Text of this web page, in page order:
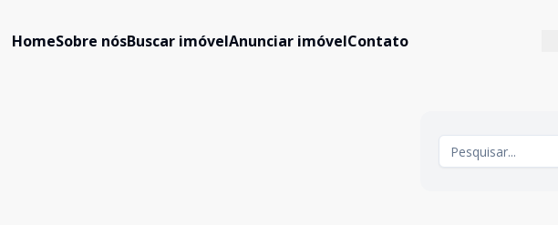
HomeSobre nósBuscar imóvelAnunciar imóvelContato